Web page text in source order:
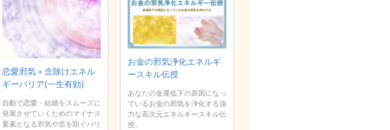
恋愛邪気＋念除けエネル
ギーバリア(一生有効)
自動で恋愛・結婚をスムーズに
発展させていくためのマイナス
要素となる邪気や念を防ぐバリ
お金の邪気浄化エネルギ
ースキル伝授
あなたの金運低下の原因になっ
ているお金の邪気を浄化する強
力な高次元エネルギースキル伝
授。